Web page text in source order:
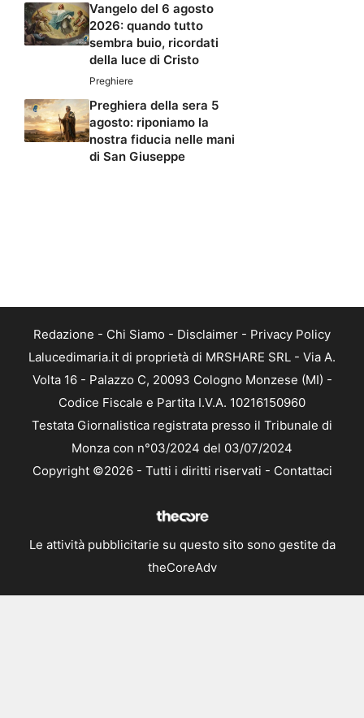
Vangelo del 6 agosto
2026: quando tutto
sembra buio, ricordati
della luce di Cristo
Preghiere
Preghiera della sera 5
agosto: riponiamo la
nostra fiducia nelle mani
di San Giuseppe
Redazione - Chi Siamo - Disclaimer - Privacy Policy
Lalucedimaria.it di proprietà di MRSHARE SRL - Via A.
Volta 16 - Palazzo C, 20093 Cologno Monzese (MI) -
Codice Fiscale e Partita I.V.A. 10216150960
Testata Giornalistica registrata presso il Tribunale di
Monza con n°03/2024 del 03/07/2024
Copyright ©2026 - Tutti i diritti riservati - Contattaci
Le attività pubblicitarie su questo sito sono gestite da
theCoreAdv